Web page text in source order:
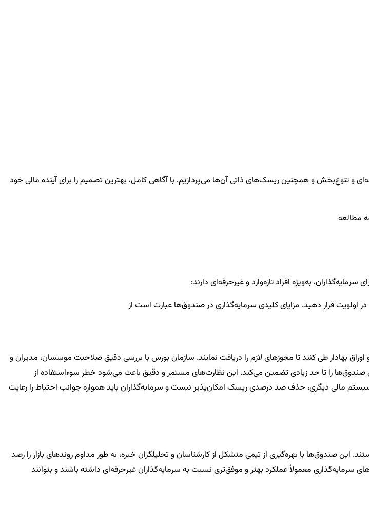
و تنوع‌بخش و همچنین ریسک‌های ذاتی آن‌ها می‌پردازیم. با آگاهی کامل، بهترین تصمیم را برای آینده مالی خود
مطالعه
به‌ویژه افراد تازه‌وارد و غیرحرفه‌ای دارند:
اولویت قرار دهید. مزایای کلیدی سرمایه‌گذاری در صندوق‌ها عبارت است از
بهادار طی کنند تا مجوزهای لازم را دریافت نمایند. سازمان بورس با بررسی دقیق صلاحیت موسسان، مدیران و
صندوق‌ها را تا حد زیادی تضمین می‌کند. این نظارت‌های مستمر و دقیق باعث می‌شود خطر سوءاستفاده از
مالی دیگری، حذف صد درصدی ریسک امکان‌پذیر نیست و سرمایه‌گذاران باید همواره جوانب احتیاط را رعایت
صندوق‌ها با بهره‌گیری از تیمی متشکل از کارشناسان و تحلیلگران خبره، به طور مداوم روندهای بازار را رصد
معمولاً عملکرد بهتر و موفق‌تری نسبت به سرمایه‌گذاران غیرحرفه‌ای داشته باشند و بتوانند